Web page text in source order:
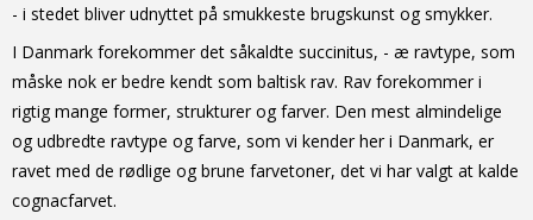
- i stedet bliver udnyttet på smukkeste brugskunst og smykker.
I Danmark forekommer det såkaldte succinitus, - æ ravtype, som
måske nok er bedre kendt som baltisk rav. Rav forekommer i
rigtig mange former, strukturer og farver. Den mest almindelige
og udbredte ravtype og farve, som vi kender her i Danmark, er
ravet med de rødlige og brune farvetoner, det vi har valgt at kalde
cognacfarvet.